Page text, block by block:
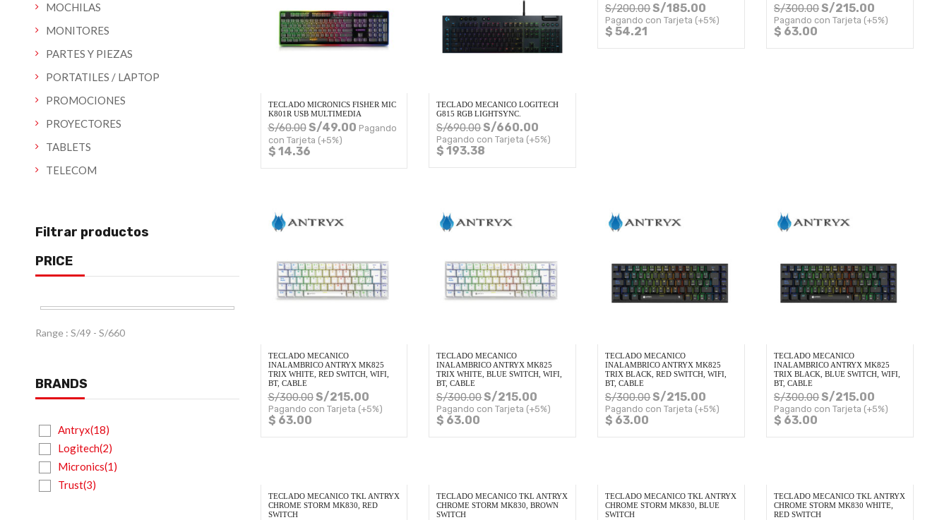
MOCHILAS
MONITORES
PARTES Y PIEZAS
PORTATILES / LAPTOP
PROMOCIONES
PROYECTORES
TABLETS
TELECOM
Filtrar productos
PRICE
Range : S/49 - S/660
BRANDS
Antryx(18)
Logitech(2)
Micronics(1)
Trust(3)
TECLADO MICRONICS FISHER MIC
K801R USB MULTIMEDIA
S/60.00S/49.00 Pagando
con Tarjeta (+5%)
$ 14.36
TECLADO MECANICO LOGITECH
G815 RGB LIGHTSYNC.
S/690.00S/660.00
Pagando con Tarjeta (+5%)
$ 193.38
S/200.00S/185.00
Pagando con Tarjeta (+5%)
$ 54.21
S/300.00S/215.00
Pagando con Tarjeta (+5%)
$ 63.00
TECLADO MECANICO
INALAMBRICO ANTRYX MK825
TRIX WHITE, RED SWITCH, WIFI,
BT, CABLE
S/300.00S/215.00
Pagando con Tarjeta (+5%)
$ 63.00
TECLADO MECANICO
INALAMBRICO ANTRYX MK825
TRIX WHITE, BLUE SWITCH, WIFI,
BT, CABLE
S/300.00S/215.00
Pagando con Tarjeta (+5%)
$ 63.00
TECLADO MECANICO
INALAMBRICO ANTRYX MK825
TRIX BLACK, RED SWITCH, WIFI,
BT, CABLE
S/300.00S/215.00
Pagando con Tarjeta (+5%)
$ 63.00
TECLADO MECANICO
INALAMBRICO ANTRYX MK825
TRIX BLACK, BLUE SWITCH, WIFI,
BT, CABLE
S/300.00S/215.00
Pagando con Tarjeta (+5%)
$ 63.00
TECLADO MECANICO TKL ANTRYX
CHROME STORM MK830, RED
SWITCH
TECLADO MECANICO TKL ANTRYX
CHROME STORM MK830, BROWN
SWITCH
TECLADO MECANICO TKL ANTRYX
CHROME STORM MK830, BLUE
SWITCH
TECLADO MECANICO TKL ANTRYX
CHROME STORM MK830 WHITE,
RED SWITCH